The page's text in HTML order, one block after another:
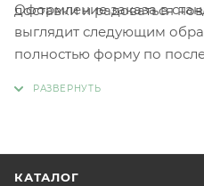
доставки и радоваться
Оформление заказа в
выглядит следующим
полностью форму по
КАТАЛОГ